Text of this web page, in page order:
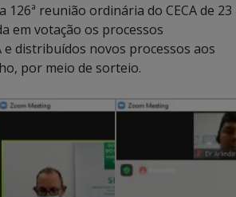
126ª reunião ordinária do CECA de 23
em votação os processos
e distribuídos novos processos aos
por meio de sorteio.